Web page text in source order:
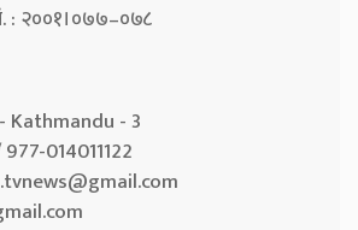
: २००१।०७७–०७८
Kathmandu - 3
014011122